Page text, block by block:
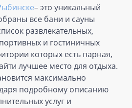
– это уникальный
все бани и сауны
развлекательных,
и гостиничных
которых есть парная,
лучшее место для отдыха.
максимально
подробному описанию
услуг и